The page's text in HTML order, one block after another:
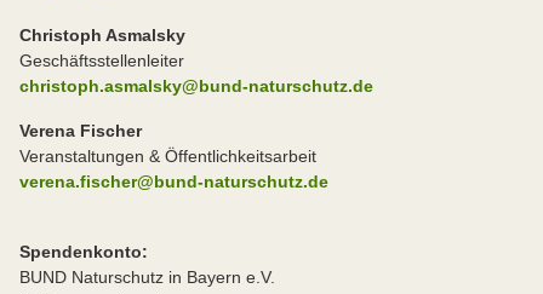
Christoph Asmalsky
Geschäftsstellenleiter
christoph.asmalsky@bund-naturschutz.de
Verena Fischer
Veranstaltungen & Öffentlichkeitsarbeit
verena.fischer@bund-naturschutz.de
Spendenkonto:
BUND Naturschutz in Bayern e.V.